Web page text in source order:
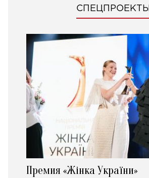
СПЕЦПРОЕКТЫ
Премия «Жінка України»